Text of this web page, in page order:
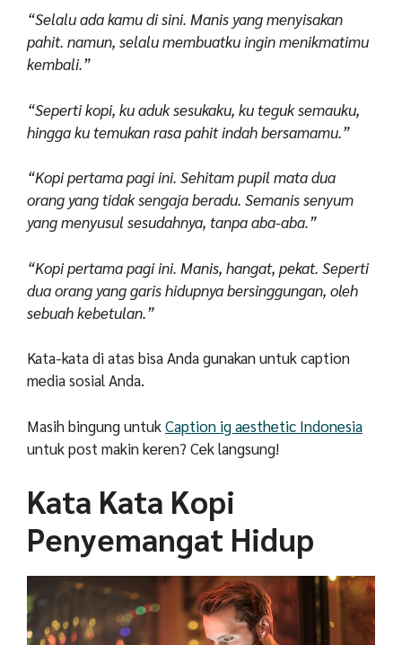
“Selalu ada kamu di sini. Manis yang menyisakan
pahit. namun, selalu membuatku ingin menikmatimu
kembali.”
“Seperti kopi, ku aduk sesukaku, ku teguk semauku,
hingga ku temukan rasa pahit indah bersamamu.”
“Kopi pertama pagi ini. Sehitam pupil mata dua
orang yang tidak sengaja beradu. Semanis senyum
yang menyusul sesudahnya, tanpa aba-aba.”
“Kopi pertama pagi ini. Manis, hangat, pekat. Seperti
dua orang yang garis hidupnya bersinggungan, oleh
sebuah kebetulan.”
Kata-kata di atas bisa Anda gunakan untuk caption
media sosial Anda.
Masih bingung untukCaption ig aesthetic Indonesia
untuk post makin keren? Cek langsung!
Kata Kata Kopi
Penyemangat Hidup